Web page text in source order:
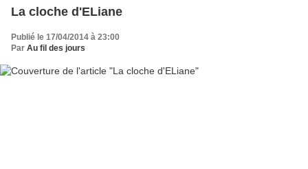
La cloche d'ELiane
Publié le 17/04/2014 à 23:00
Par Au fil des jours